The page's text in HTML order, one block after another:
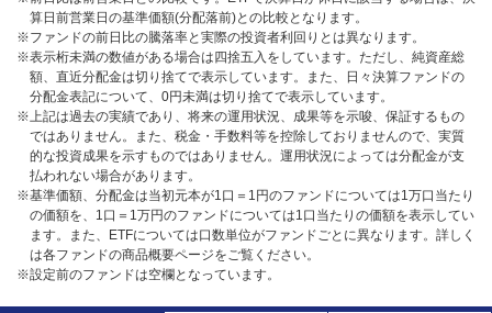
算日前営業日の基準価額(分配落前)との比較となります。
※ファンドの前日比の騰落率と実際の投資者利回りとは異なります。
※表示桁未満の数値がある場合は四捨五入をしています。ただし、純資産総
額、直近分配金は切り捨てで表示しています。また、日々決算ファンドの
分配金表記について、0円未満は切り捨てで表示しています。
※上記は過去の実績であり、将来の運用状況、成果等を示唆、保証するもの
ではありません。また、税金・手数料等を控除しておりませんので、実質
的な投資成果を示すものではありません。運用状況によっては分配金が支
払われない場合があります。
※基準価額、分配金は当初元本が1口＝1円のファンドについては1万口当たり
の価額を、1口＝1万円のファンドについては1口当たりの価額を表示してい
ます。また、ETFについては口数単位がファンドごとに異なります。詳しく
は各ファンドの商品概要ページをご覧ください。
※設定前のファンドは空欄となっています。